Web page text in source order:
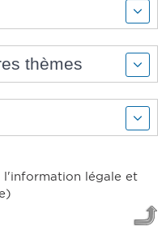
thèmes
légale et